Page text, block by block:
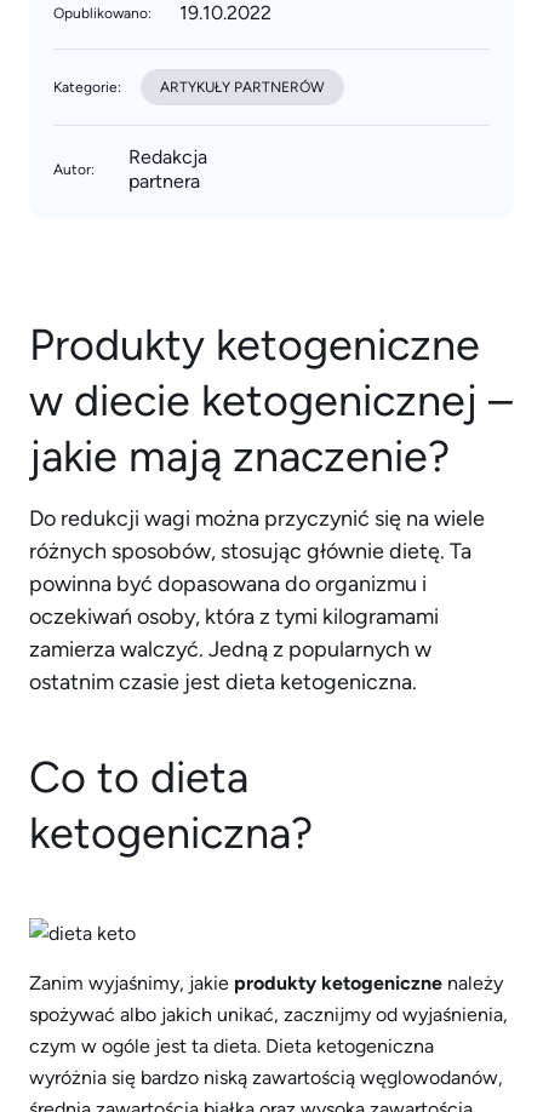
Autor:
Redakcja
partnera
Opublikowano: 19.10.2022
Kategorie: ARTYKUŁY PARTNERÓW
Produkty ketogeniczne
w diecie ketogenicznej –
jakie mają znaczenie?
Do redukcji wagi można przyczynić się na wiele
różnych sposobów, stosując głównie dietę. Ta
powinna być dopasowana do organizmu i
oczekiwań osoby, która z tymi kilogramami
zamierza walczyć. Jedną z popularnych w
ostatnim czasie jest dieta ketogeniczna.
Co to dieta
ketogeniczna?
Zanim wyjaśnimy, jakie produkty ketogeniczne należy
spożywać albo jakich unikać, zacznijmy od wyjaśnienia,
czym w ogóle jest ta dieta. Dieta ketogeniczna
wyróżnia się bardzo niską zawartością węglowodanów,